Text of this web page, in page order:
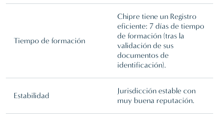
Tiempo de formación
Chipre tiene un Registro
eficiente: 7 días de tiempo
de formación (tras la
validación de sus
documentos de
identificación).
Estabilidad
Jurisdicción estable con
muy buena reputación.